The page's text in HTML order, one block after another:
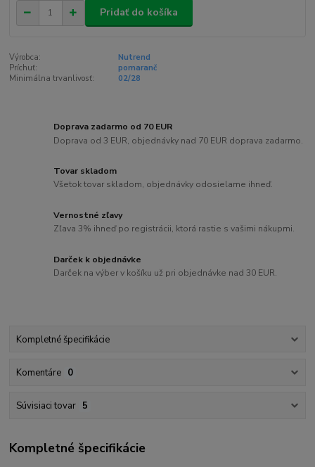
Pridať do košíka
Výrobca:
Nutrend
Príchuť:
pomaranč
Minimálna trvanlivosť:
02/28
Doprava zadarmo od 70 EUR
Doprava od 3 EUR, objednávky nad 70 EUR doprava zadarmo.
Tovar skladom
Všetok tovar skladom, objednávky odosielame ihneď.
Vernostné zľavy
Zľava 3% ihneď po registrácii, ktorá rastie s vašimi nákupmi.
Darček k objednávke
Darček na výber v košíku už pri objednávke nad 30 EUR.
Kompletné špecifikácie
Komentáre 0
Súvisiaci tovar 5
Kompletné špecifikácie